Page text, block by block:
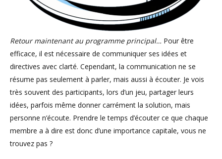
Retour maintenant au programme principal… Pour être
efficace, il est nécessaire de communiquer ses idées et
directives avec clarté. Cependant, la communication ne se
résume pas seulement à parler, mais aussi à écouter. Je vois
très souvent des participants, lors d’un jeu, partager leurs
idées, parfois même donner carrément la solution, mais
personne n’écoute. Prendre le temps d’écouter ce que chaque
membre a à dire est donc d’une importance capitale, vous ne
trouvez pas ?